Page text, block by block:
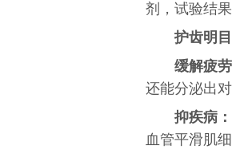
剂，试验结
护齿明目
缓解疲劳
还能分泌出
抑疾病：
血管平滑肌